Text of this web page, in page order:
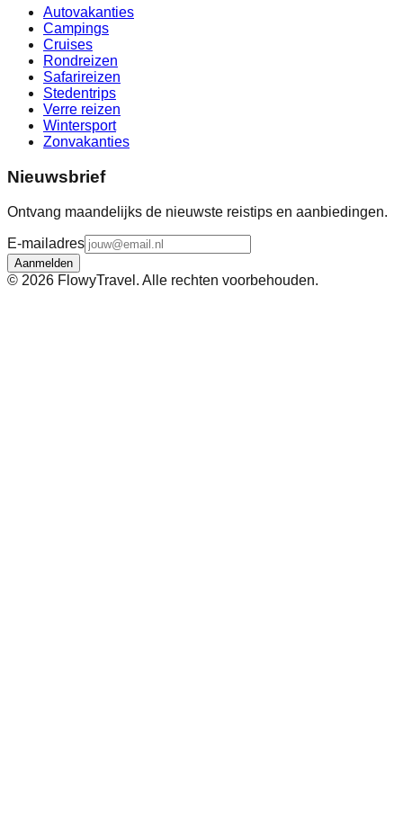
Autovakanties
Campings
Cruises
Rondreizen
Safarireizen
Stedentrips
Verre reizen
Wintersport
Zonvakanties
Nieuwsbrief
Ontvang maandelijks de nieuwste reistips en aanbiedingen.
E-mailadres
Aanmelden
© 2026 FlowyTravel. Alle rechten voorbehouden.